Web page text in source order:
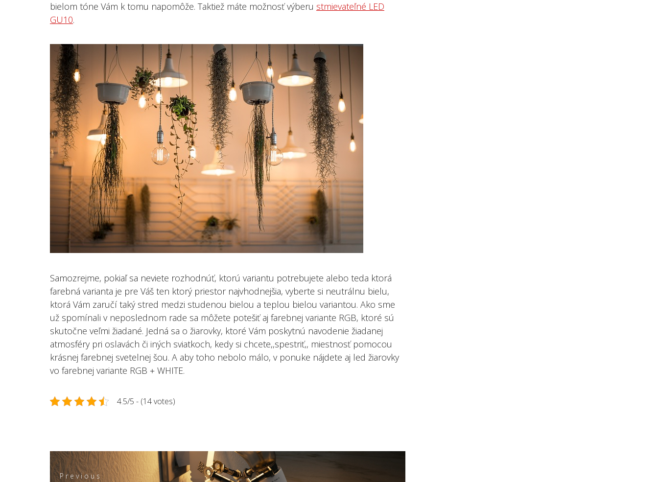
bielom tóne Vám k tomu napomôže. Taktiež máte možnosť výberu stmievateľné LED
GU10.
Samozrejme, pokiaľ sa neviete rozhodnúť, ktorú variantu potrebujete alebo teda ktorá
farebná varianta je pre Váš ten ktorý priestor najvhodnejšia, vyberte si neutrálnu bielu,
ktorá Vám zaručí taký stred medzi studenou bielou a teplou bielou variantou. Ako sme
už spomínali v neposlednom rade sa môžete potešiť aj farebnej variante RGB, ktoré sú
skutočne veľmi žiadané. Jedná sa o žiarovky, ktoré Vám poskytnú navodenie žiadanej
atmosféry pri oslavách či iných sviatkoch, kedy si chcete,,spestriť,, miestnosť pomocou
krásnej farebnej svetelnej šou. A aby toho nebolo málo, v ponuke nájdete aj led žiarovky
vo farebnej variante RGB + WHITE.
4.5/5 - (14 votes)
Navigace
Previous